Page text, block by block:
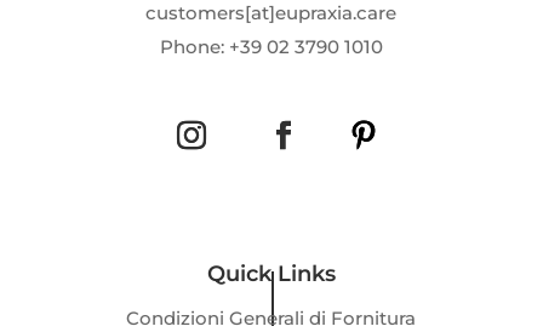
customers[at]eupraxia.care
Phone: +39 02 3790 1010
Quick Links
Condizioni Generali di Fornitura